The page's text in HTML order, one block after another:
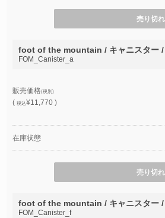
売り切れ
foot of the mountain / キャニスター /
FOM_Canister_a
販売価格(税別)
(税込¥11,770 )
在庫状態
売り切れ
foot of the mountain / キャニスター /
FOM_Canister_f